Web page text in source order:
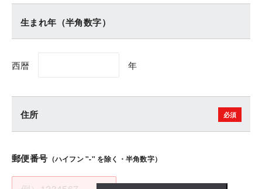
生まれ年（半角数字）
西暦 年
住所
郵便番号 （ハイフン "-" を除く・半角数字）